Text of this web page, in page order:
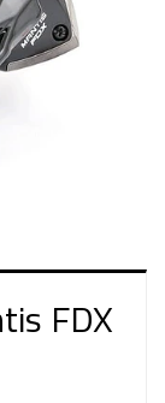
FDX